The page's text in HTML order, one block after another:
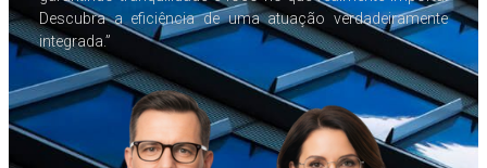
Descubra a eficiência de uma atuação verdadeiramente
integrada.”